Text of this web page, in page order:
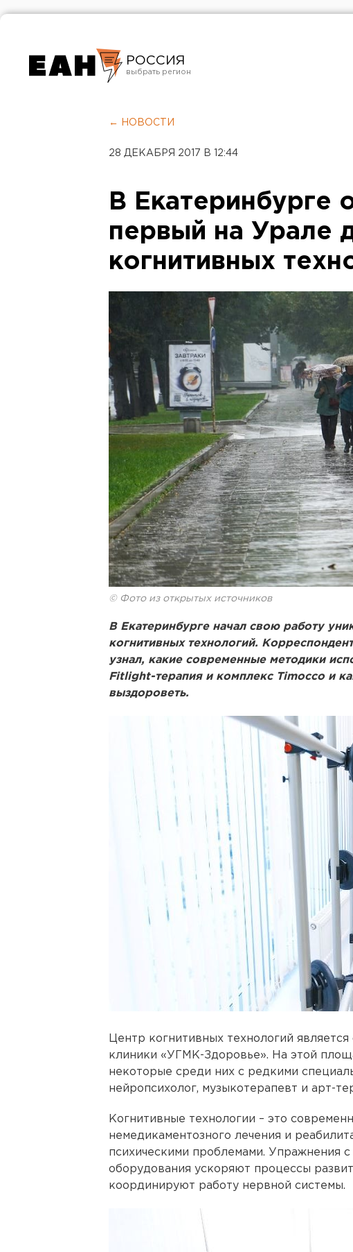
РОССИЯ
Челябинск
← НОВОСТИ
28 ДЕКАБРЯ 2017 В 12:44
В Екатеринбурге
первый на Урале
когнитивных
© Фото из открытых источников
В Екатеринбурге начал свою работу
когнитивных технологий.
узнал, какие современные методики
Fitlight-терапия и комплекс Timocco и
выздороветь.
Центр когнитивных технологий
клиники «УГМК-Здоровье». На этой
некоторые среди них с редкими
нейропсихолог, музыкотерапевт и арт-
Когнитивные технологии – это
немедикаментозного лечения и
психическими проблемами. Упражнения
оборудования ускоряют процессы
координируют работу нервной системы.